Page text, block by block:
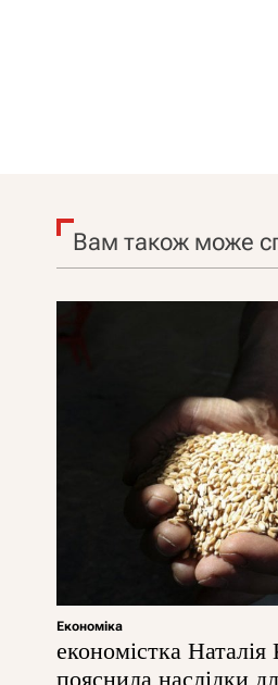
Вам також може
Економіка
економістка Наталія
пояснила наслідки